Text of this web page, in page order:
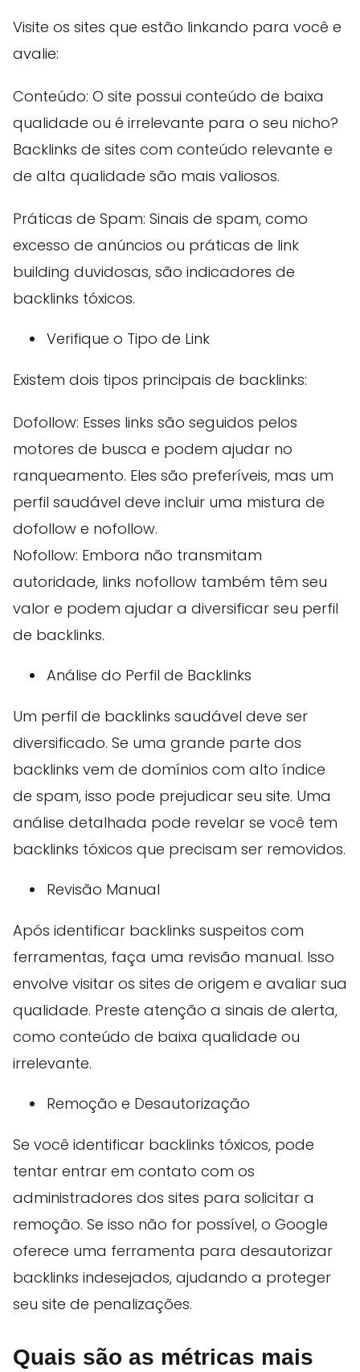
Visite os sites que estão linkando para você e
avalie:
Conteúdo: O site possui conteúdo de baixa
qualidade ou é irrelevante para o seu nicho?
Backlinks de sites com conteúdo relevante e
de alta qualidade são mais valiosos.
Práticas de Spam: Sinais de spam, como
excesso de anúncios ou práticas de link
building duvidosas, são indicadores de
backlinks tóxicos.
Verifique o Tipo de Link
Existem dois tipos principais de backlinks:
Dofollow: Esses links são seguidos pelos
motores de busca e podem ajudar no
ranqueamento. Eles são preferíveis, mas um
perfil saudável deve incluir uma mistura de
dofollow e nofollow.
Nofollow: Embora não transmitam
autoridade, links nofollow também têm seu
valor e podem ajudar a diversificar seu perfil
de backlinks.
Análise do Perfil de Backlinks
Um perfil de backlinks saudável deve ser
diversificado. Se uma grande parte dos
backlinks vem de domínios com alto índice
de spam, isso pode prejudicar seu site. Uma
análise detalhada pode revelar se você tem
backlinks tóxicos que precisam ser removidos.
Revisão Manual
Após identificar backlinks suspeitos com
ferramentas, faça uma revisão manual. Isso
envolve visitar os sites de origem e avaliar sua
qualidade. Preste atenção a sinais de alerta,
como conteúdo de baixa qualidade ou
irrelevante.
Remoção e Desautorização
Se você identificar backlinks tóxicos, pode
tentar entrar em contato com os
administradores dos sites para solicitar a
remoção. Se isso não for possível, o Google
oferece uma ferramenta para desautorizar
backlinks indesejados, ajudando a proteger
seu site de penalizações.
Quais são as métricas mais